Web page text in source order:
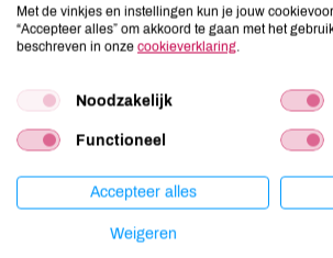
20 g basterdsuiker
1/2 tl bakpoeder
evt. 1/2 tl geraspte
1/2 kopje yoghurt
Met de vinkjes en instellingen kun je jouw
“Accepteer alles” om akkoord te gaan met het
beschreven in onze cookieverklaring.
Noodzakelijk
Functioneel
Accepteer alles
Weigeren